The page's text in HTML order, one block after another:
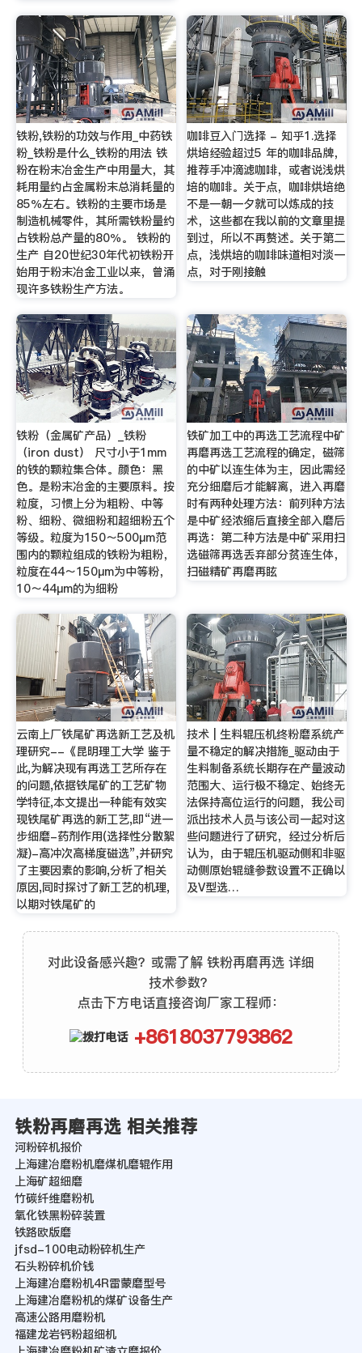
铁粉,铁粉的功效与作用_中药铁
粉_铁粉是什么_铁粉的用法 铁
粉在粉末冶金生产中用量大，其
耗用量约占金属粉末总消耗量的
85％左右。铁粉的主要市场是
制造机械零件，其所需铁粉量约
占铁粉总产量的80％。 铁粉的
生产 自20世纪30年代初铁粉开
始用于粉末冶金工业以来，曾涌
现许多铁粉生产方法。
咖啡豆入门选择 - 知乎1.选择
烘培经验超过5 年的咖啡品牌，
推荐手冲滴滤咖啡，或者说浅烘
培的咖啡。关于点，咖啡烘培绝
不是一朝一夕就可以炼成的技
术，这些都在我以前的文章里提
到过，所以不再赘述。关于第二
点，浅烘培的咖啡味道相对淡一
点，对于刚接触
铁粉（金属矿产品）_铁粉
（iron dust） 尺寸小于1mm
的铁的颗粒集合体。颜色：黑
色。是粉末冶金的主要原料。按
粒度，习惯上分为粗粉、中等
粉、细粉、微细粉和超细粉五个
等级。粒度为150～500μm范
围内的颗粒组成的铁粉为粗粉，
粒度在44～150μm为中等粉，
10～44μm的为细粉
铁矿加工中的再选工艺流程中矿
再磨再选工艺流程的确定，磁筛
的中矿以连生体为主，因此需经
充分细磨后才能解离，进入再磨
时有两种处理方法：前列种方法
是中矿经浓缩后直接全部入磨后
再选：第二种方法是中矿采用扫
选磁筛再选丢弃部分贫连生体，
扫磁精矿再磨再眩
云南上厂铁尾矿再选新工艺及机
理研究--《昆明理工大学 鉴于
此,为解决现有再选工艺所存在
的问题,依据铁尾矿的工艺矿物
学特征,本文提出一种能有效实
现铁尾矿再选的新工艺,即“进一
步细磨-药剂作用(选择性分散絮
凝)-高冲次高梯度磁选”,并研究
了主要因素的影响,分析了相关
原因,同时探讨了新工艺的机理,
以期对铁尾矿的
技术 | 生料辊压机终粉磨系统产
量不稳定的解决措施_驱动由于
生料制备系统长期存在产量波动
范围大、运行极不稳定、始终无
法保持高位运行的问题，我公司
派出技术人员与该公司一起对这
些问题进行了研究，经过分析后
认为，由于辊压机驱动侧和非驱
动侧原始辊缝参数设置不正确以
及V型选…
对此设备感兴趣？或需了解 铁粉再磨再选 详细
技术参数？
点击下方电话直接咨询厂家工程师：
+8618037793862
铁粉再磨再选 相关推荐
河粉碎机报价
上海建冶磨粉机磨煤机磨辊作用
上海矿超细磨
竹碳纤维磨粉机
氧化铁黑粉碎装置
铁路欧版磨
jfsd-100电动粉碎机生产
石头粉碎机价钱
上海建冶磨粉机4R雷蒙磨型号
上海建冶磨粉机的煤矿设备生产
高速公路用磨粉机
福建龙岩钙粉超细机